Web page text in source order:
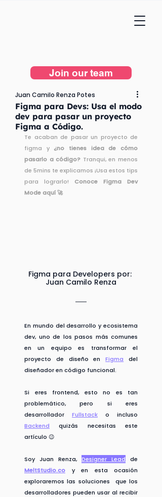
Join our team
Figma para Devs: Usa el modo
dev para pasar un proyecto
Figma a Código.
Juan Camilo Renza Potes
Te acaban de pasar un proyecto de
figma y ¿no tienes idea de cómo
pasarlo a código? Tranqui, en menos
de 5mins te explicamos ¡Usa estos tips
para lograrlo! Conoce Figma Dev
Mode aquí 🚀
Figma para Developers por:
Juan Camilo Renza
En mundo del desarrollo y ecosistema
dev, uno de los pasos más comunes
en un equipo es transformar el
proyecto de diseño en Figma
del
diseñador en código funcional.
Si eres frontend, esto no es tan
problemático, pero si eres
desarrollador Fullstack
Backend quizás necesitas este
artículo 😉
Soy Juan Renza, Designer Lead
de
MeltStudio.co
y en esta ocasión
exploraremos las soluciones  que los
desarrolladores pueden usar al recibir